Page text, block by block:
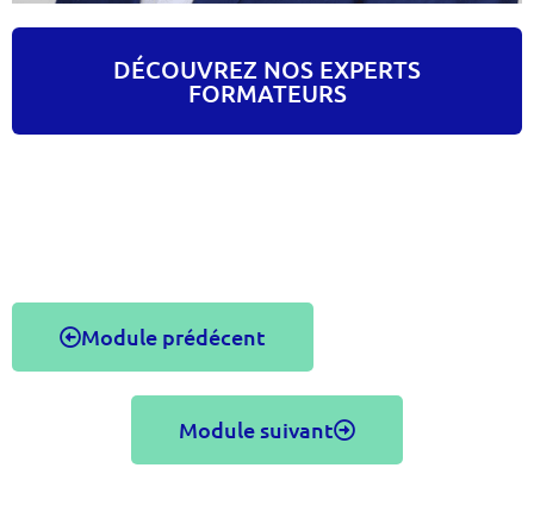
DÉCOUVREZ NOS EXPERTS
FORMATEURS
Module prédécent
Module suivant